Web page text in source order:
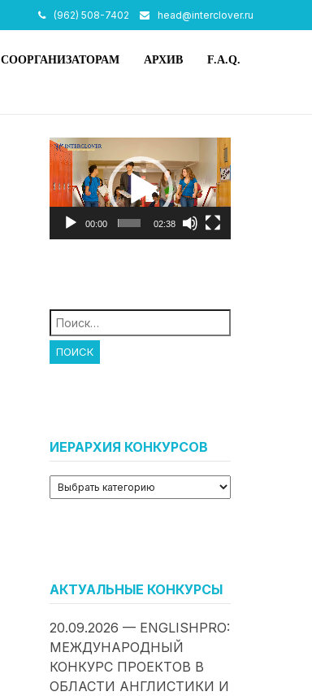
(962) 508-7402 head@interclover.ru
СООРГАНИЗАТОРАМ АРХИВ F.A.Q.
Видеоплеер
00:00 02:38
Найти:
ИЕРАРХИЯ КОНКУРСОВ
АКТУАЛЬНЫЕ КОНКУРСЫ
20.09.2026 — ENGLISHPRO:
МЕЖДУНАРОДНЫЙ
КОНКУРС ПРОЕКТОВ В
ОБЛАСТИ АНГЛИСТИКИ И